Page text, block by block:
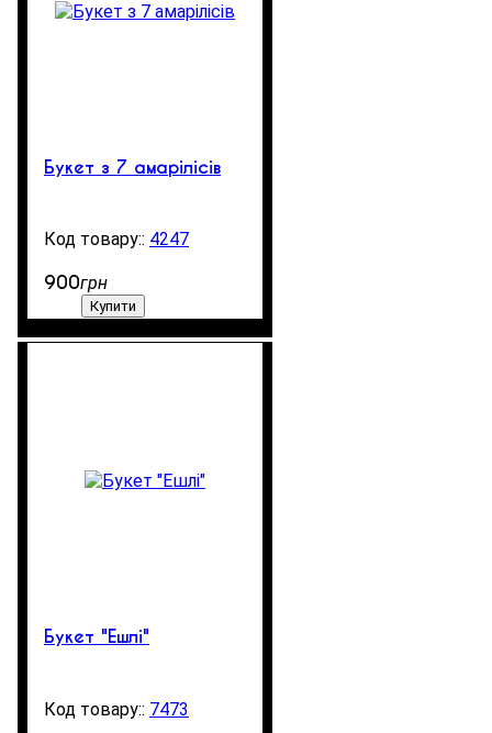
Букет з 7 амарілісів
4247
900грн
Купити
Букет "Ешлі"
7473